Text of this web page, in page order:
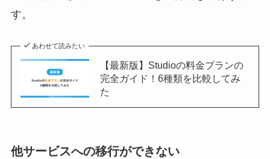
す。
あわせて読みたい
【最新版】Studioの料金プランの
完全ガイド！6種類を比較してみ
た
他サービスへの移行ができない